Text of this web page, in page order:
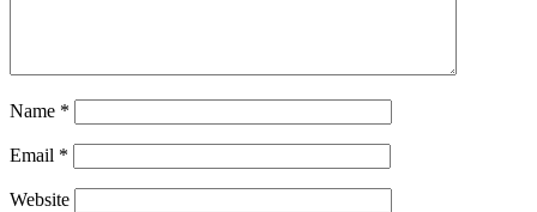
Name *
Email *
Website